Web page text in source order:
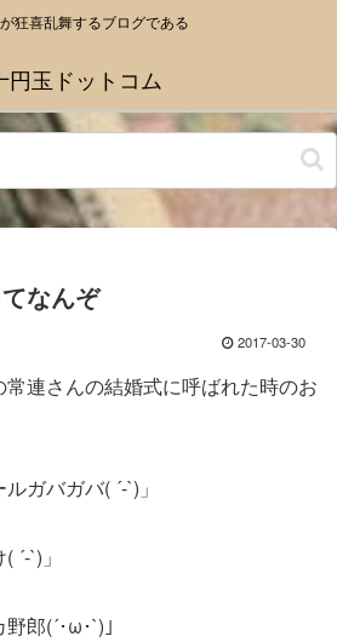
狂喜乱舞するブログである
なんぞ
2017-03-30
連さんの結婚式に呼ばれた時のお
ガバガバ( ´-`)」
`)」
郎(´･ω･`)」